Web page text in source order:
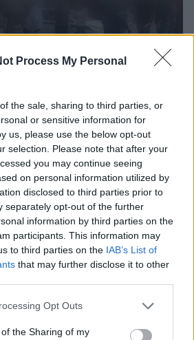
Process My Personal
the sale, sharing to third parties, or
or sensitive information for
us, please use the below opt-out
selection. Please note that after your
you may continue seeing
on personal information utilized by
disclosed to third parties prior to
separately opt-out of the further
information by third parties on the
participants. This information may
to third parties on the IAB’s List of
that may further disclose it to other
app uses one or more Google
or usage behaviour. You may click to
Opt Outs
the Sharing of my
Νεκρός 55χρονος ποδηλάτης
φορτηγό
στον κόμβο της Αγίου